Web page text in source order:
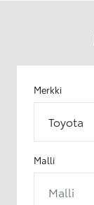
Merkki
Toyota
Malli
Malli